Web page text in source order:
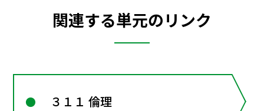
関連する単元のリンク
３１１ 倫理